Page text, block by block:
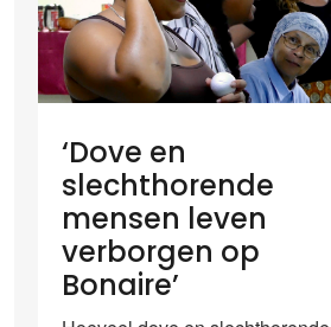
‘Dove en
slechthorende
mensen leven
verborgen op
Bonaire’